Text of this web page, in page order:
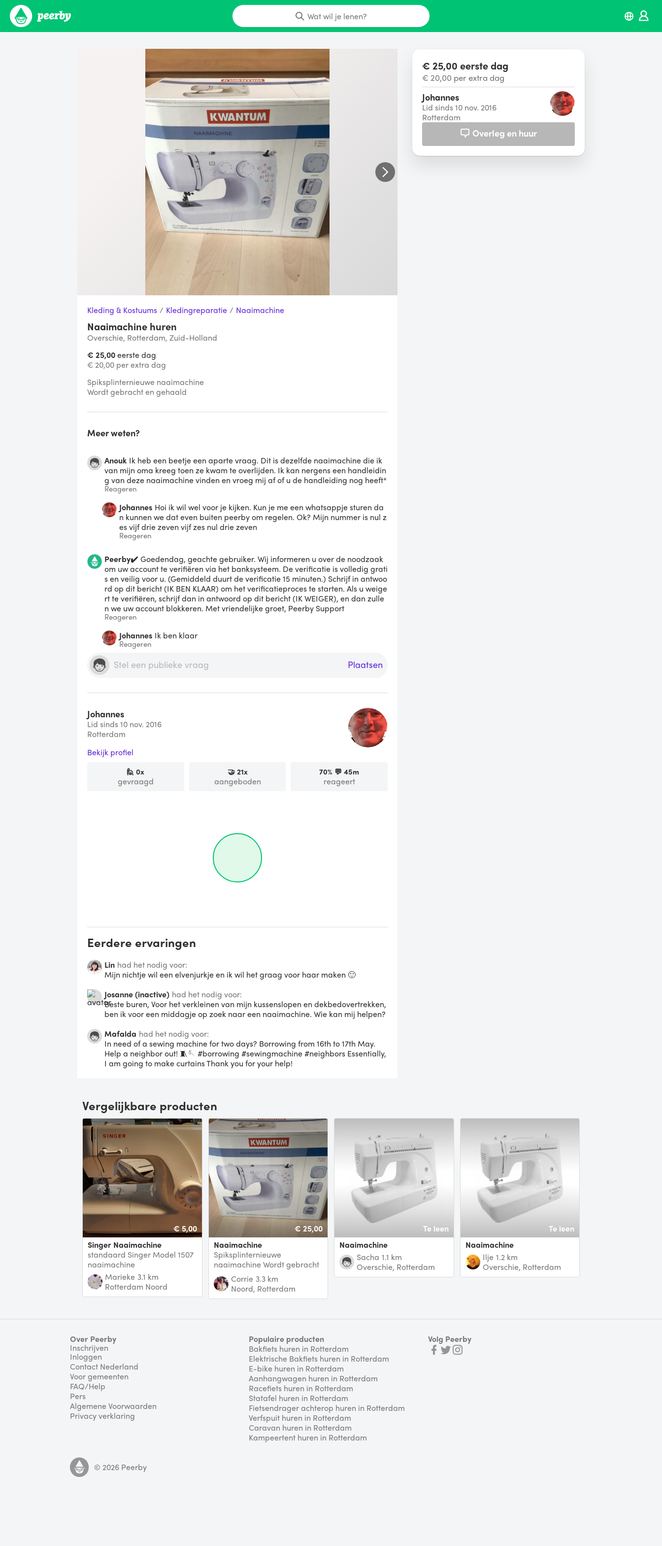
Wat wil je lenen?
Kleding & Kostuums / Kledingreparatie / Naaimachine
Naaimachine huren
Overschie, Rotterdam, Zuid-Holland
€ 25,00eerste dag
€ 20,00 per extra dag
Spiksplinternieuwe naaimachine
Wordt gebracht en gehaald
Meer weten?
Anouk Ik heb een beetje een aparte vraag. Dit is dezelfde naaimachine die ik
van mijn oma kreeg toen ze kwam te overlijden. Ik kan nergens een handleidin
g van deze naaimachine vinden en vroeg mij af of u de handleiding nog heeft*
Reageren
Johannes Hoi ik wil wel voor je kijken. Kun je me een whatsappje sturen da
n kunnen we dat even buiten peerby om regelen. Ok? Mijn nummer is nul z
es vijf drie zeven vijf zes nul drie zeven
Reageren
Peerby✔️ Goedendag, geachte gebruiker. Wij informeren u over de noodzaak
om uw account te verifiëren via het banksysteem. De verificatie is volledig grati
s en veilig voor u. (Gemiddeld duurt de verificatie 15 minuten.) Schrijf in antwoo
rd op dit bericht (IK BEN KLAAR) om het verificatieproces te starten. Als u weige
rt te verifiëren, schrijf dan in antwoord op dit bericht (IK WEIGER), en dan zulle
n we uw account blokkeren. Met vriendelijke groet, Peerby Support
Reageren
Johannes Ik ben klaar
Reageren
Plaatsen
Johannes
Lid sinds 10 nov. 2016
Rotterdam
Bekijk profiel
🙋0x
gevraagd
🤝21x
aangeboden
70% 💬45m
reageert
Eerdere ervaringen
Lin had het nodig voor:
Mijn nichtje wil een elvenjurkje en ik wil het graag voor haar maken 🙂
Josanne (inactive) had het nodig voor:
Beste buren, Voor het verkleinen van mijn kussenslopen en dekbedovertrekken,
ben ik voor een middagje op zoek naar een naaimachine. Wie kan mij helpen?
Mafalda had het nodig voor:
In need of a sewing machine for two days? Borrowing from 16th to 17th May.
Help a neighbor out! 🧵🪡 #borrowing #sewingmachine #neighbors Essentially,
I am going to make curtains Thank you for your help!
Vergelijkbare producten
€ 5,00
Singer Naaimachine
standaard Singer Model 1507
naaimachine
Marieke 3.1 km
Rotterdam Noord
€ 25,00
Naaimachine
Spiksplinternieuwe
naaimachine Wordt gebracht
en gehaald.
Corrie 3.3 km
Noord, Rotterdam
Te leen
Naaimachine
Sacha 1.1 km
Overschie, Rotterdam
Te leen
Naaimachine
Ilje 1.2 km
Overschie, Rotterdam
Over Peerby
Inschrijven
Inloggen
Contact Nederland
Voor gemeenten
FAQ/Help
Pers
Algemene Voorwaarden
Privacy verklaring
Populaire producten
Bakfiets huren in Rotterdam
Elektrische Bakfiets huren in Rotterdam
E-bike huren in Rotterdam
Aanhangwagen huren in Rotterdam
Racefiets huren in Rotterdam
Statafel huren in Rotterdam
Fietsendrager achterop huren in Rotterdam
Verfspuit huren in Rotterdam
Caravan huren in Rotterdam
Kampeertent huren in Rotterdam
Volg Peerby
© 2026 Peerby
€ 25,00 eerste dag
€ 20,00 per extra dag
Johannes
Lid sinds 10 nov. 2016
Rotterdam
Overleg en huur